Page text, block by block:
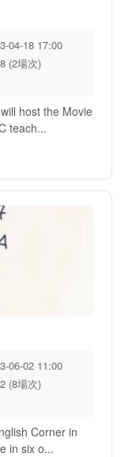
04-18 17:00
(2場次)
host the Movie
teach...
06-02 11:00
(8場次)
Corner in
in six o...